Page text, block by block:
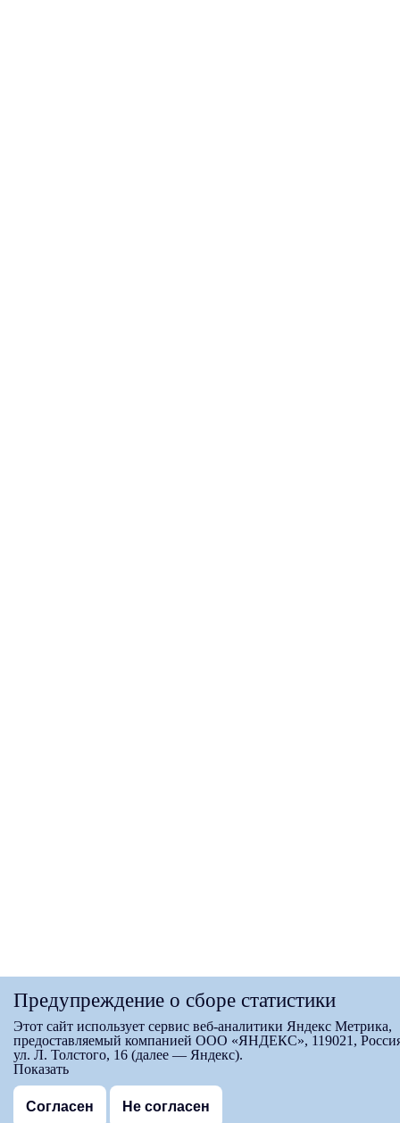
Предупреждение о сборе статистики
Этот сайт использует сервис веб-аналитики Яндекс Метрика,
предоставляемый компанией ООО «ЯНДЕКС», 119021,
ул. Л. Толстого, 16 (далее — Яндекс).
Показать
Согласен Не согласен